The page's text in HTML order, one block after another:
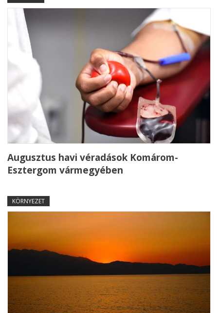
Augusztus havi véradások Komárom-
Esztergom vármegyében
KÖRNYEZET